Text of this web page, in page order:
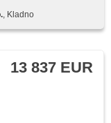
Spiegel,
, Kladno
13 837 EUR